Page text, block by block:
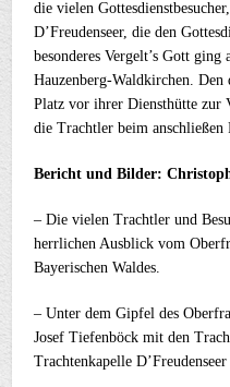
die vielen
D’Freudenseer, die den
besonderes Vergelt’s Gott
Hauzenberg-Waldkirchen.
Platz vor ihrer Diensthütte zur
die Trachtler beim anschließen
Bericht und Bilder:
– Die vielen Trachtler und
herrlichen Ausblick vom
Bayerischen Waldes.
– Unter dem Gipfel des
Josef Tiefenböck mit den
Trachtenkapelle